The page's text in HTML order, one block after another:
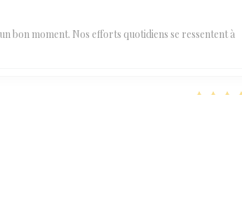
bon moment. Nos efforts quotidiens se ressentent à